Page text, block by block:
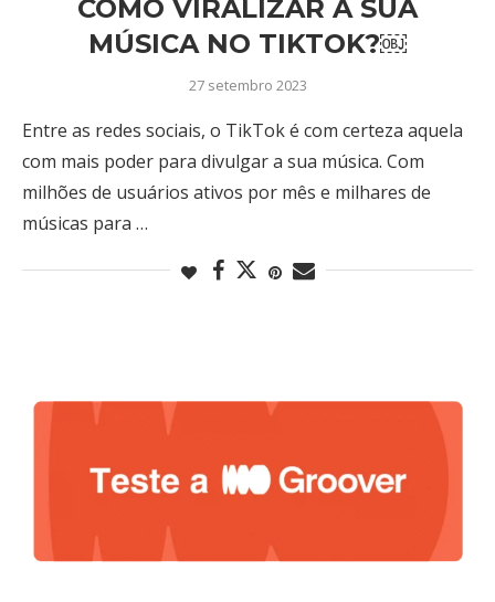
COMO VIRALIZAR A SUA
MÚSICA NO TIKTOK?￼
27 setembro 2023
Entre as redes sociais, o TikTok é com certeza aquela
com mais poder para divulgar a sua música. Com
milhões de usuários ativos por mês e milhares de
músicas para …